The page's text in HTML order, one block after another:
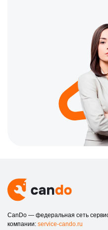
CanDo — федеральная сеть
компании: service-cando.ru